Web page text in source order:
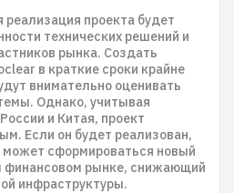
проекта будет
технических решений и
рынка. Создать
в краткие сроки крайне
внимательно оценивать
Однако, учитывая
и Китая, проект
Если он будет реализован,
сформироваться новый
финансовом рынке, снижающий
инфраструктуры.